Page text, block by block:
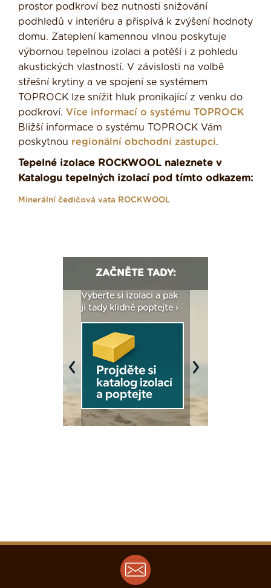
prostor podkroví bez nutnosti snižování
podhledů v interiéru a přispívá k zvýšení hodnoty
domu. Zateplení kamennou vlnou poskytuje
výbornou tepelnou izolaci a potěší i z pohledu
akustických vlastností. V závislosti na volbě
střešní krytiny a ve spojení se systémem
TOPROCK lze snížit hluk pronikající z venku do
podkroví. Více informací o systému TOPROCK
Bližší informace o systému TOPROCK Vám
poskytnou regionální obchodní zastupci.
Tepelné izolace ROCKWOOL naleznete v
Katalogu tepelných izolací pod tímto odkazem:
Minerální čedičová vata ROCKWOOL
ZAČNĚTE TADY:
Vyberte si izolaci a pak
ji tady klidně poptejte ›
Previous Next